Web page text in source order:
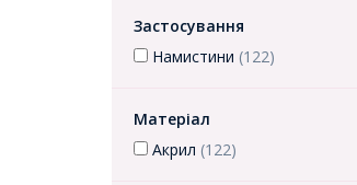
Застосування
Намистини (122)
Матеріал
Акрил (122)